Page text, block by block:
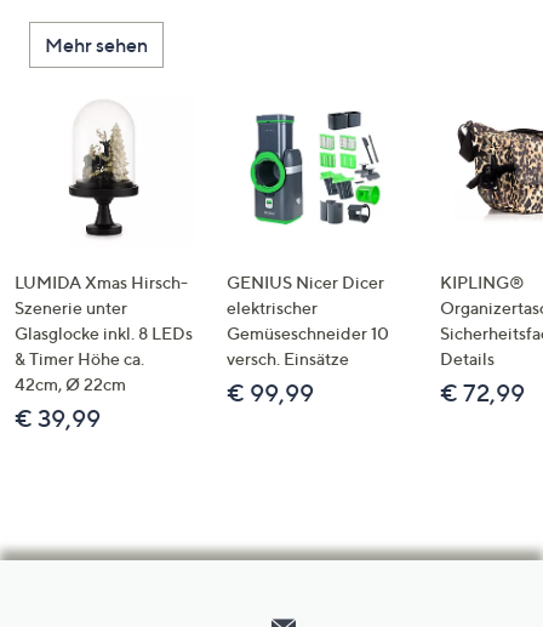
Mehr sehen
LUMIDA Xmas Hirsch-
Szenerie unter
Glasglocke inkl. 8 LEDs
& Timer Höhe ca.
42cm, Ø 22cm
€ 39,99
GENIUS Nicer Dicer
elektrischer
Gemüseschneider 10
versch. Einsätze
€ 99,99
KIPLING®
Details
€ 72,99